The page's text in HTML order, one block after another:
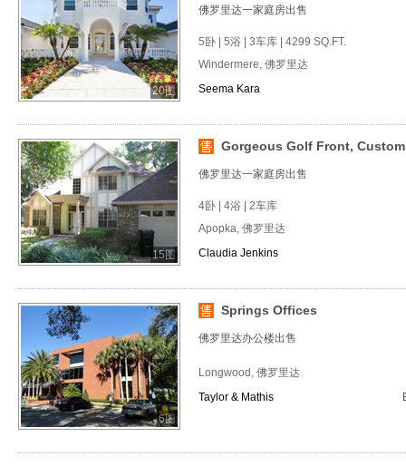
20图
佛罗里达一家庭房出售
5卧 | 5浴 | 3车库 | 4299 SQ.FT.
Windermere, 佛罗里达
Seema Kara
15图
Gorgeous Golf Front,
佛罗里达一家庭房出售
4卧 | 4浴 | 2车库
Apopka, 佛罗里达
Claudia Jenkins
6图
Springs Offices
佛罗里达办公楼出售
Longwood, 佛罗里达
Taylor & Mathis